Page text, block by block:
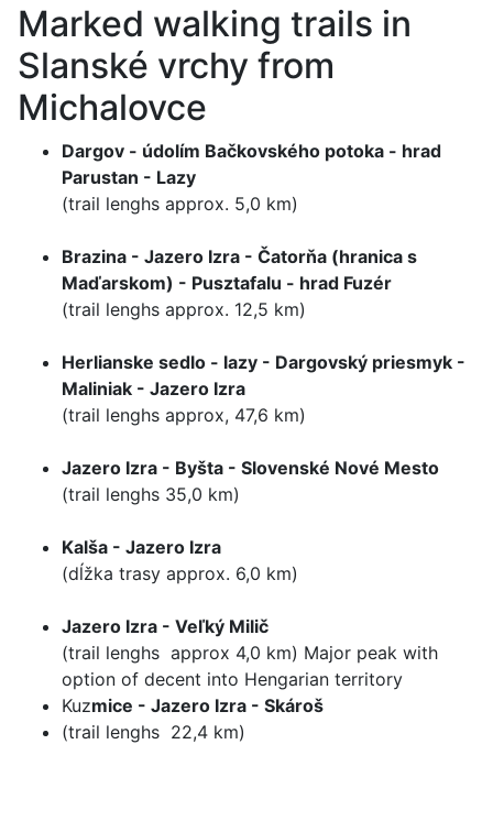
Marked walking trails in
Slanské vrchy from
Michalovce
Dargov - údolím Bačkovského potoka - hrad
Parustan - Lazy
(trail lenghs approx. 5,0 km)
Brazina - Jazero Izra - Čatorňa (hranica s
Maďarskom) - Pusztafalu - hrad Fuzér
(trail lenghs approx. 12,5 km)
Herlianske sedlo - lazy - Dargovský priesmyk -
Maliniak - Jazero Izra
(trail lenghs approx, 47,6 km)
Jazero Izra - Byšta - Slovenské Nové Mesto
(trail lenghs 35,0 km)
Kalša - Jazero Izra
(dĺžka trasy approx. 6,0 km)
Jazero Izra - Veľký Milič
(trail lenghs approx 4,0 km) Major peak with
option of decent into Hengarian territory
Kuzmice - Jazero Izra - Skároš
(trail lenghs 22,4 km)